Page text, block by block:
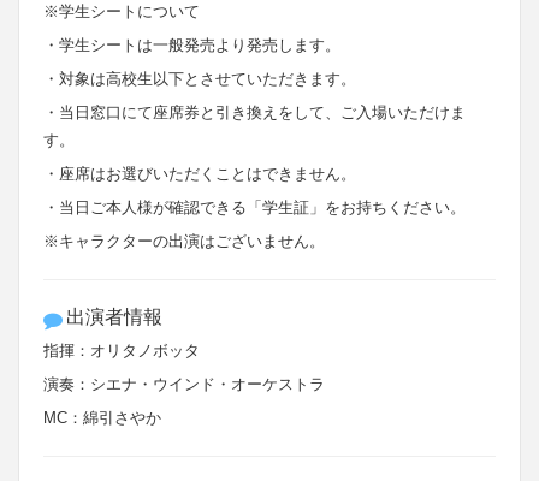
※学生シートについて
・学生シートは一般発売より発売します。
・対象は高校生以下とさせていただきます。
・当日窓口にて座席券と引き換えをして、ご入場いただけま
す。
・座席はお選びいただくことはできません。
・当日ご本人様が確認できる「学生証」をお持ちください。
※キャラクターの出演はございません。
出演者情報
指揮：オリタノボッタ
演奏：シエナ・ウインド・オーケストラ
MC：綿引さやか